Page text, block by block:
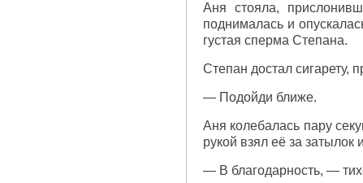
Аня стояла,
поднималась и
густая сперма Степана.
Степан достал сигарету,
— Подойди ближе.
Аня колебалась пару
рукой взял её за затылок
— В благодарность, —